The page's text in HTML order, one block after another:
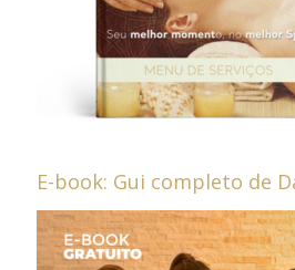
E-book: Gui completo de